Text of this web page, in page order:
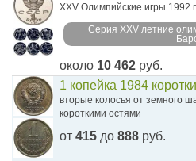
XXV Олимпийские игры 1992
Серия XXV летние
около 10 462 руб.
1 копейка 1984
вторые колосья от земного
короткими остями
от 415 до 888 руб.